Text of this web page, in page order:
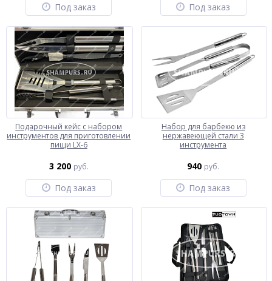
Под заказ Под заказ
Подарочный кейс с набором
инструментов для приготовлении
пищи LX-6
3 200 руб.
Под заказ
Набор для барбекю из
нержавеющей стали 3
инструмента
940 руб.
Под заказ